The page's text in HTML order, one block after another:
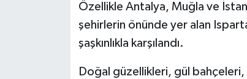
Özellikle Antalya, Muğla ve
şehirlerin önünde yer alan
şaşkınlıkla karşılandı.
Doğal güzellikleri, gül